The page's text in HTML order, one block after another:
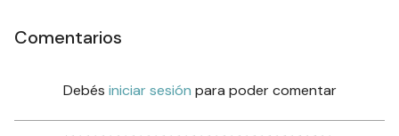
Comentarios
Debés iniciar sesión para poder comentar